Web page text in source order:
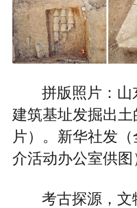
拼版照片：山
建筑基址发掘出
片）。新华社发
介活动办公室供图
考古探源，文